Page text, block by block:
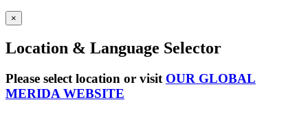
×
Location & Language Selector
Please select location or visit OUR GLOBAL
MERIDA WEBSITE